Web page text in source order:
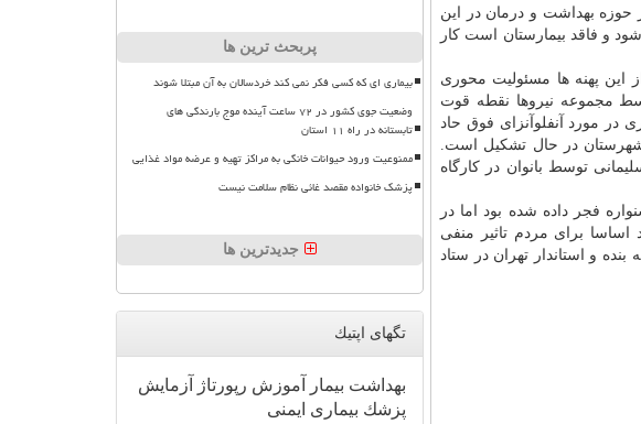
حوزه بهداشت و درمان در این
و فاقد بیمارستان است کار
این پهنه ها مسئولیت محوری
مجموعه نیروها نقطه قوت
در مورد آنفلوآنزای فوق حاد
در حال تشکیل است.
توسط بانوان در کارگاه
فجر داده شده بود اما در
برای مردم تاثیر منفی
مقرر شده فرصتی به بنده و استاندار تهران در ستاد
پربحث ترین ها
بیماری ای که کسی فکر نمی کند خردسالان به آن مبتلا شوند
وضعیت جوی کشور در ۷۲ ساعت آینده موج بارندگی های
تابستانه در راه ۱۱ استان
ممنوعیت ورود حیوانات خانگی به مراکز تهیه و عرضه مواد غذایی
پزشک خانواده مقصد غائی نظام سلامت نیست
جدیدترین ها
تگهای اپتیك
بهداشت بیمار آموزش رپورتاژ
آزمایش
پزشك بیماری ایمنی